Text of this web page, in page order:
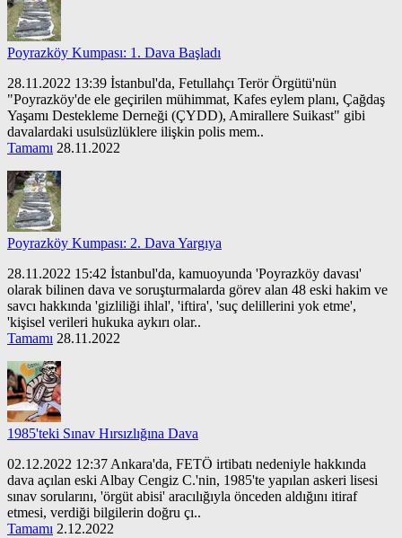
Poyrazköy Kumpası: 1. Dava Başladı
28.11.2022 13:39 İstanbul'da, Fetullahçı Terör Örgütü'nün
"Poyrazköy'de ele geçirilen mühimmat, Kafes eylem planı, Çağdaş
Yaşamı Destekleme Derneği (ÇYDD), Amirallere Suikast" gibi
davalardaki usulsüzlüklere ilişkin polis mem..
Tamamı 28.11.2022
Poyrazköy Kumpası: 2. Dava Yargıya
28.11.2022 15:42 İstanbul'da, kamuoyunda 'Poyrazköy davası'
olarak bilinen dava ve soruşturmalarda görev alan 48 eski hakim ve
savcı hakkında 'gizliliği ihlal', 'iftira', 'suç delillerini yok etme',
'kişisel verileri hukuka aykırı olar..
Tamamı 28.11.2022
1985'teki Sınav Hırsızlığına Dava
02.12.2022 12:37 Ankara'da, FETÖ irtibatı nedeniyle hakkında
dava açılan eski Albay Cengiz C.'nin, 1985'te yapılan askeri lisesi
sınav sorularını, 'örgüt abisi' aracılığıyla önceden aldığını itiraf
etmesi, verdiği bilgilerin doğru çı..
Tamamı 2.12.2022